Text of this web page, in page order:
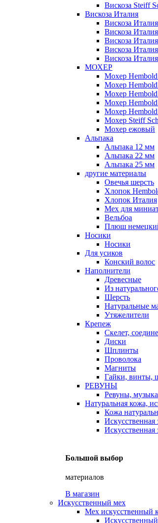
Вискоза Steiff
Вискоза Италия
Вискоза
Вискоза
Вискоза
Вискоза
Вискоза
МОХЕР
Мохер
Мохер
Мохер
Мохер
Мохер
Мохер Steiff
Мохер ежовый
Альпака
Альпака 12 мм
Альпака 22 мм
Альпака 25 мм
другие материалы
Овечья шерсть
Хлопок
Хлопок Италия
Мех для
Вельбоа
Плюш
Носики
Носики
Для усиков
Конский волос
Наполнители
Древесные
Из
Шерсть
Натуральные
Утяжелители
Крепеж
Скелет,
Диски
Шплинты
Проволока
Магниты
Гайки, винты,
РЕВУНЫ
Ревуны,
Натуральная кожа,
Кожа
Искусственная
Искусственная
Большой выбор
материалов
В магазин
Искусственный мех
Мех искусственный